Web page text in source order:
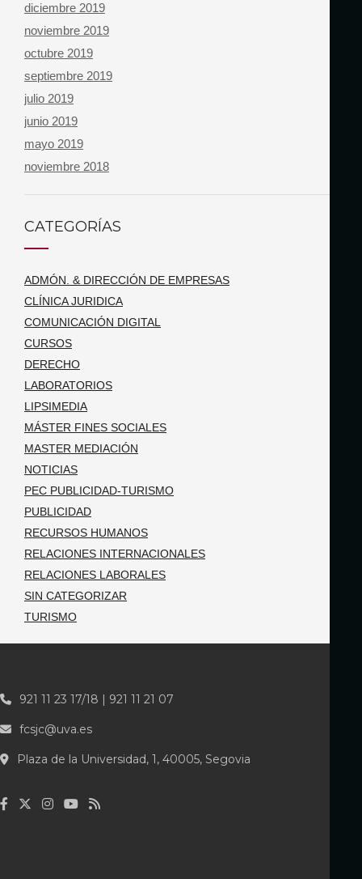
diciembre 2019
noviembre 2019
octubre 2019
septiembre 2019
julio 2019
junio 2019
mayo 2019
noviembre 2018
CATEGORÍAS
ADMÓN. & DIRECCIÓN DE EMPRESAS
CLÍNICA JURIDICA
COMUNICACIÓN DIGITAL
CURSOS
DERECHO
LABORATORIOS
LIPSIMEDIA
MÁSTER FINES SOCIALES
MASTER MEDIACIÓN
NOTICIAS
PEC PUBLICIDAD-TURISMO
PUBLICIDAD
RECURSOS HUMANOS
RELACIONES INTERNACIONALES
RELACIONES LABORALES
SIN CATEGORIZAR
TURISMO
921 11 23 17/18 | 921 11 21 07
fcsjc@uva.es
Plaza de la Universidad, 1, 40005, Segovia